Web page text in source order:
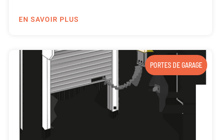
EN SAVOIR PLUS
PORTES DE GARAGE